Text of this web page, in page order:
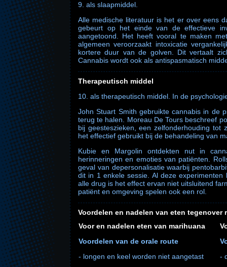
9. als slaapmiddel.
Alle medische literatuur is het er over eens
gebeurt op het einde van de effectieve
aangetoond. Het heeft vooral te maken
algemeen veroorzaakt intoxicatie
kortere duur van de golven. Dit vertaalt
Cannabis wordt ook als antispasmatisch
Therapeutisch middel
10. als therapeutisch middel. In de
John Stuart Smith gebruikte cannabis in de
terug te halen. Moreau De Tours beschreef
bij geesteszieken, een zelfonderhouding tot
het effectief gebruikt bij de behandeling van
Kubie en Margolin ontdekten nut in
herinneringen en emoties van patiënten.
geval van depersonalisatie waarbij
dit in 1 enkele sessie. Al deze
alle drug is het effect ervan niet uitsluitend
patiënt en omgeving spelen ook een rol.
Voordelen en nadelen van eten tegenover
Voor en nadelen eten van marihuana
Voordelen van de orale route
- longen en keel worden niet aangetast
-